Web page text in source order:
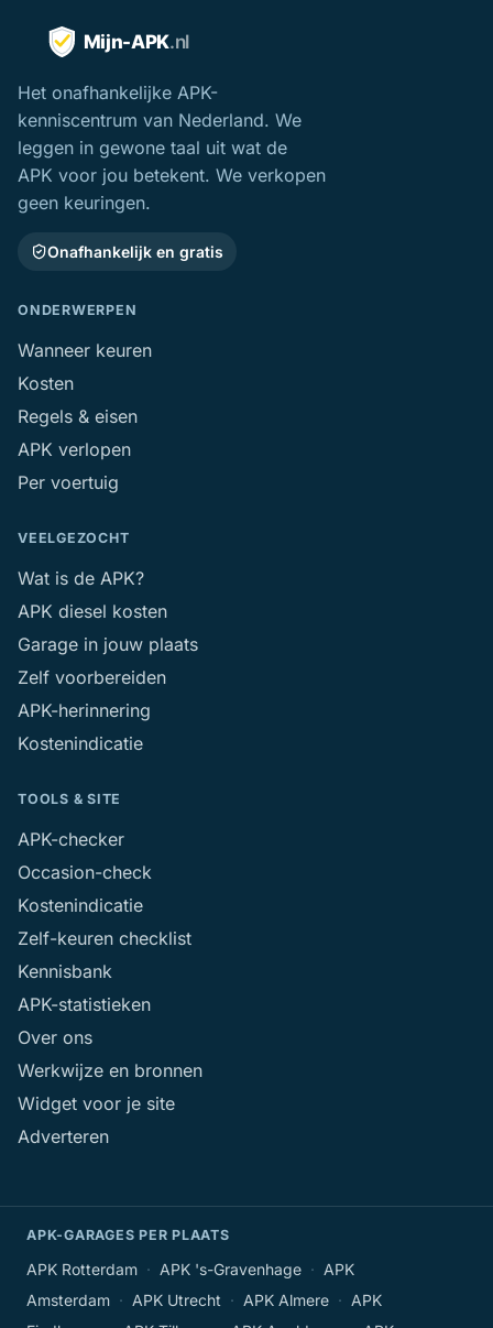
Het onafhankelijke APK-
kenniscentrum van Nederland. We
leggen in gewone taal uit wat de
APK voor jou betekent. We verkopen
geen keuringen.
Onafhankelijk en gratis
ONDERWERPEN
Wanneer keuren
Kosten
Regels & eisen
APK verlopen
Per voertuig
VEELGEZOCHT
Wat is de APK?
APK diesel kosten
Garage in jouw plaats
Zelf voorbereiden
APK-herinnering
Kostenindicatie
TOOLS & SITE
APK-checker
Occasion-check
Kostenindicatie
Zelf-keuren checklist
Kennisbank
APK-statistieken
Over ons
Werkwijze en bronnen
Widget voor je site
Adverteren
APK-GARAGES PER PLAATS
APK Rotterdam · APK 's-Gravenhage · APK
Amsterdam · APK Utrecht · APK Almere · APK